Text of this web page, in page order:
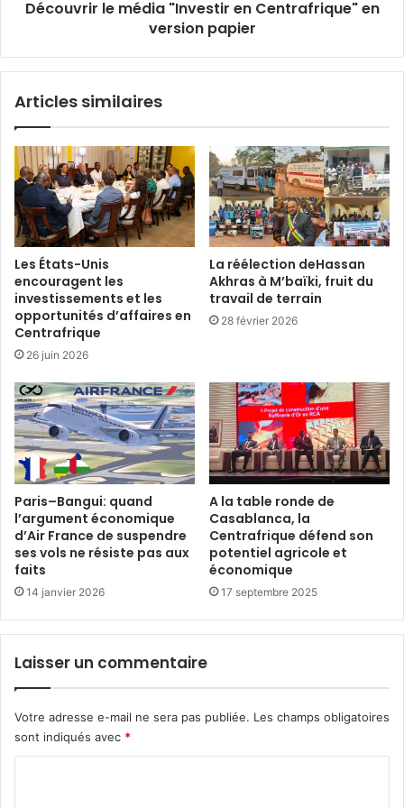
Découvrir le média "Investir en Centrafrique" en
version papier
Articles similaires
Les États-Unis
encouragent les
investissements et les
opportunités d’affaires en
Centrafrique
26 juin 2026
La réélection deHassan
Akhras à M’baïki, fruit du
travail de terrain
28 février 2026
Paris–Bangui: quand
l’argument économique
d’Air France de suspendre
ses vols ne résiste pas aux
faits
14 janvier 2026
A la table ronde de
Casablanca, la
Centrafrique défend son
potentiel agricole et
économique
17 septembre 2025
Laisser un commentaire
Votre adresse e-mail ne sera pas publiée. Les champs obligatoires
sont indiqués avec *